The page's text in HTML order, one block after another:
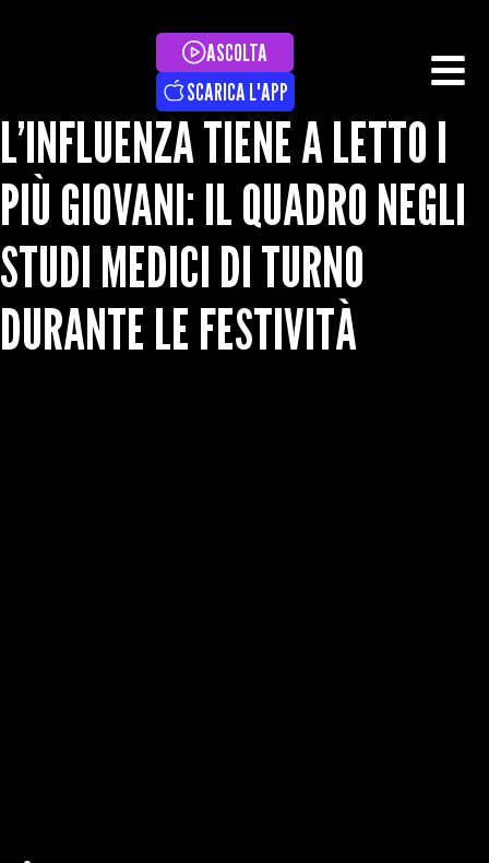
ASCOLTA
SCARICA L'APP
L’INFLUENZA TIENE A LETTO I
PIÙ GIOVANI: IL QUADRO NEGLI
STUDI MEDICI DI TURNO
DURANTE LE FESTIVITÀ